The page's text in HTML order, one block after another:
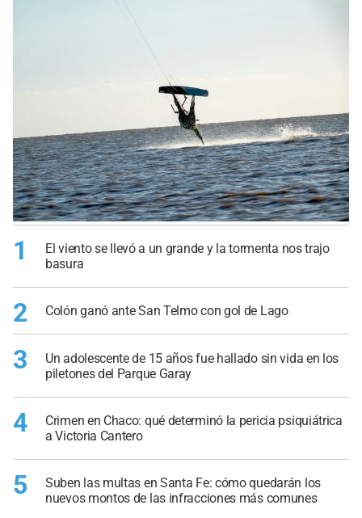
1
El viento se llevó a un grande y la tormenta nos trajo
basura
2 Colón ganó ante San Telmo con gol de Lago
3
Un adolescente de 15 años fue hallado sin vida en los
piletones del Parque Garay
4
Crimen en Chaco: qué determinó la pericia psiquiátrica
a Victoria Cantero
5
Suben las multas en Santa Fe: cómo quedarán los
nuevos montos de las infracciones más comunes